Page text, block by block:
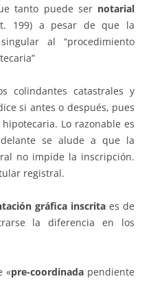
tanto puede ser notarial
199) a pesar de que la
al “procedimiento
colindantes catastrales y
si antes o después, pues
Lo razonable es
se alude a que la
no impide la inscripción.
registral.
gráfica inscrita es de
la diferencia en los
«pre-coordinada pendiente